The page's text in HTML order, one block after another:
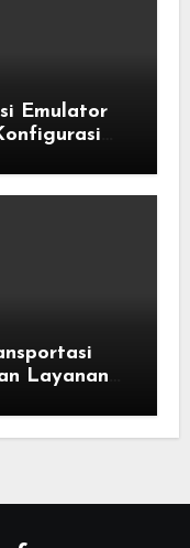
Emulator
Layanan